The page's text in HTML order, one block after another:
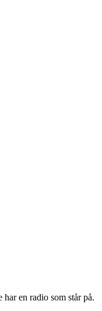
en radio som står på.